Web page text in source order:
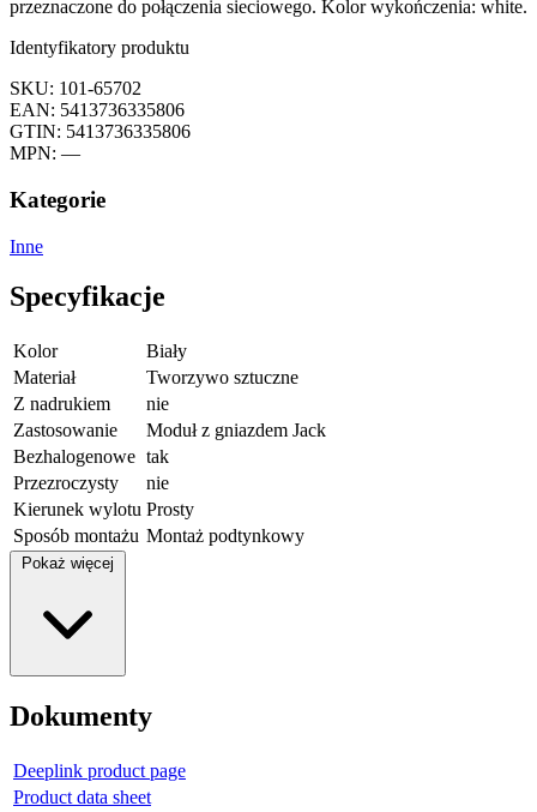
przeznaczone do połączenia sieciowego. Kolor wykończenia: white.
Identyfikatory produktu
SKU: 101-65702
EAN: 5413736335806
GTIN: 5413736335806
MPN: —
Kategorie
Inne
Specyfikacje
Kolor
Biały
Materiał
Tworzywo sztuczne
Z nadrukiem
nie
Zastosowanie
Moduł z gniazdem Jack
Bezhalogenowe tak
Przezroczysty
nie
Kierunek wylotu Prosty
Sposób montażu Montaż podtynkowy
Pokaż więcej
Dokumenty
Deeplink product page
Product data sheet